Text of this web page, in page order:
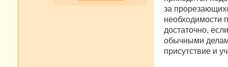
за
необходимости
достаточно,
обычными
присутствие и